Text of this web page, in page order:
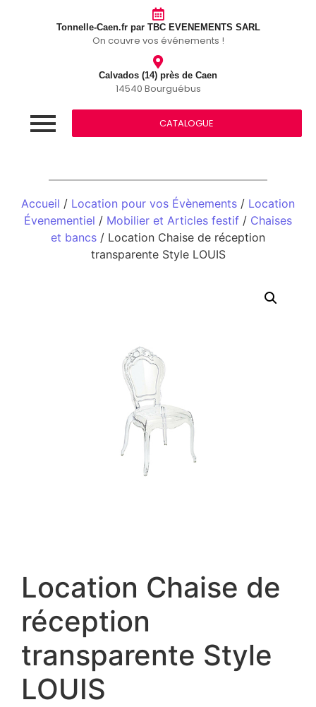
Tonnelle-Caen.fr par TBC EVENEMENTS SARL
On couvre vos événements !
Calvados (14) près de Caen
14540 Bourguébus
CATALOGUE
Accueil / Location pour vos Évènements / Location
Évenementiel / Mobilier et Articles festif / Chaises
et bancs / Location Chaise de réception
transparente Style LOUIS
Location Chaise de
réception
transparente Style
LOUIS